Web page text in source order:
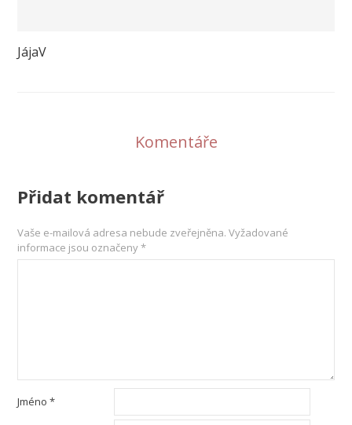
JájaV
Komentáře
Přidat komentář
Vaše e-mailová adresa nebude zveřejněna. Vyžadované
informace jsou označeny*
Jméno*